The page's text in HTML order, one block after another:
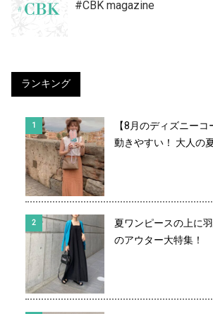
#CBK magazine
ランキング
【8月のディズニー
動きやすい！ 大人の
夏ワンピースの上に
のアウター大特集！